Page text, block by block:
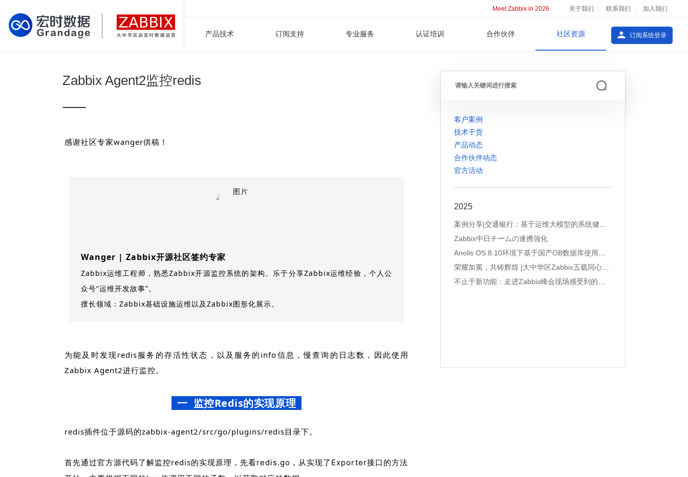
Meet Zabbix in 2026 关于我们 联系我们 加入我们
产品技术 订阅支持 专业服务 认证培训 合作伙伴 社区资源 订阅系统登录
客户案例
技术干货
产品动态
合作伙伴动态
官方活动
2025
案例分享|交通银行：基于运维大模型的系统健康巡检与告警处理智能化实践
Zabbix中日チームの連携強化
Anolis OS 8.10环境下基于国产OB数据库使用阿里镜像源yum安装Zabbix 8.0
荣耀加冕，共铸辉煌 |大中华区Zabbix五载同心伙伴奖荣誉属于他们！
不止于新功能：走进Zabbix峰会现场感受到的社区脉搏和未来方向
Zabbix Agent2监控redis
感谢社区专家wanger供稿！
Wanger | Zabbix开源社区签约专家
Zabbix运维工程师，熟悉Zabbix开源监控系统的架构。乐于分享Zabbix运维经验，个人公
众号“运维开发故事”。
擅长领域：Zabbix基础设施运维以及Zabbix图形化展示。
为能及时发现redis服务的存活性状态，以及服务的info信息，慢查询的日志数，因此使用
Zabbix Agent2进行监控。
一 监控Redis的实现原理
redis插件位于源码的zabbix-agent2/src/go/plugins/redis目录下。
首先通过官方源代码了解监控redis的实现原理， 先看redis.go，从实现了Exporter接口的方法